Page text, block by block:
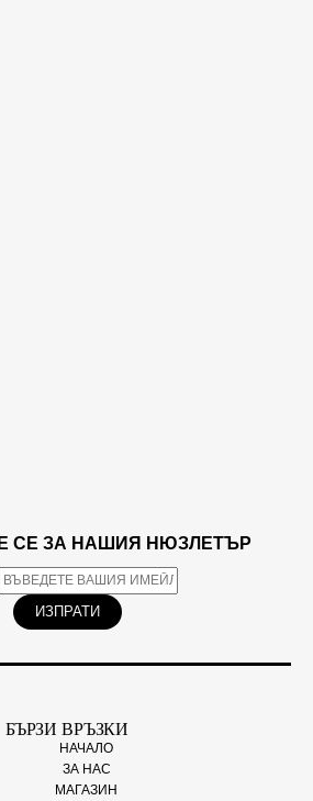
СЕ ЗА НАШИЯ НЮЗЛЕТЪР
ИЗПРАТИ
БЪРЗИ ВРЪЗКИ
НАЧАЛО
ЗА НАС
МАГАЗИН